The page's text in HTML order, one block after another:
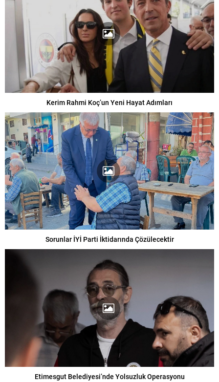
Kerim Rahmi Koç’un Yeni Hayat Adımları
Sorunlar İYİ Parti İktidarında Çözülecektir
Etimesgut Belediyesi’nde Yolsuzluk Operasyonu